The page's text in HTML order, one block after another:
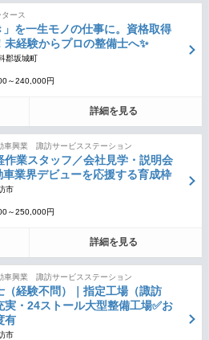
ース
」を一生モノの仕事に。資格取得
未経験からプロの整備士へ✨
郡坂城町
～240,000円
詳細を見る
車興業 諏訪サービスステーション
作業スタッフ／会社見学・説明会
車業界デビューを応援する育成枠
市
～250,000円
詳細を見る
車興業 諏訪サービスステーション
（経験不問）｜指定工場（諏訪
実・24ストール大型整備工場✅お
有
市